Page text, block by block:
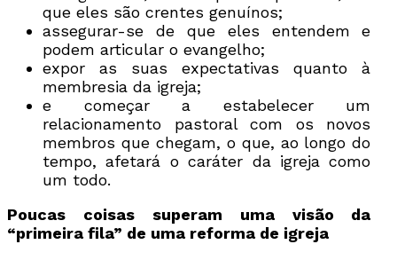
que eles são crentes genuínos;
assegurar-se de que eles entendem e
podem articular o evangelho;
expor as suas expectativas quanto à
membresia da igreja;
e começar a estabelecer um
relacionamento pastoral com os novos
membros que chegam, o que, ao longo do
tempo, afetará o caráter da igreja como
um todo.
Poucas coisas superam uma visão da
“primeira fila” de uma reforma de igreja